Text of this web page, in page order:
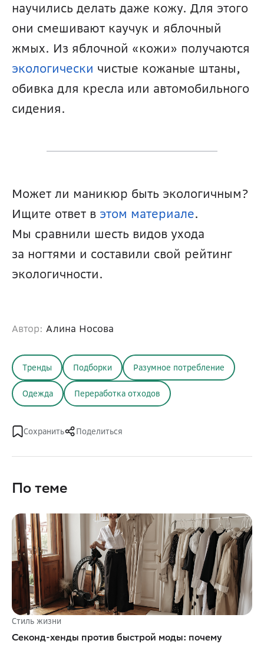
научились делать даже кожу. Для этого
они смешивают каучук и яблочный
экологически чистые кожаные штаны,
обивка для кресла или автомобильного
сидения.
Может ли маникюр быть экологичным?
Ищите ответ в этом материале.
Мы сравнили шесть видов ухода
за ногтями и составили свой рейтинг
экологичности.
Автор: Алина Носова
Тренды Подборки Разумное потребление
Одежда Переработка отходов
Сохранить Поделиться
По теме
Стиль жизни
Секонд-хенды против быстрой моды: почему